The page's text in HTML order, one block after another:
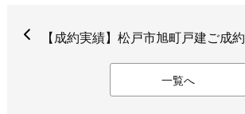
【成約実績】松戸市旭町戸建ご成約
一覧へ